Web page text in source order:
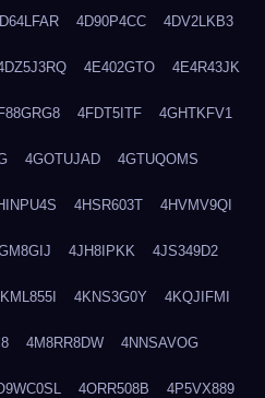
4D90P4CC 4DV2LKB3
4E402GTO 4E4R43JK
4FDT5ITF 4GHTKFV1
4GOTUJAD 4GTUQOMS
4HSR603T 4HVMV9QI
4JH8IPKK 4JS349D2
4KNS3G0Y 4KQJIFMI
4M8RR8DW 4NNSAVOG
4ORR508B 4P5VX889